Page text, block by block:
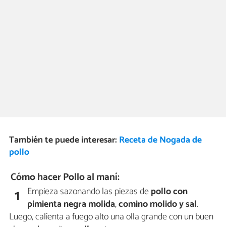
También te puede interesar: Receta de Nogada de
pollo
Cómo hacer Pollo al maní:
1 Empieza sazonando las piezas depollocon
pimienta negra molida,comino molido ysal.
Luego, calienta a fuego alto una olla grande con un buen